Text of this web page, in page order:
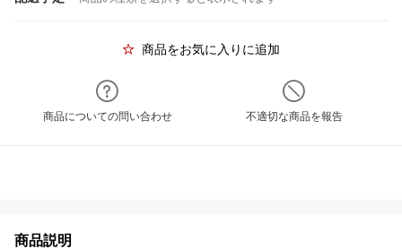
商品をお気に入りに追加
商品についての問い合わせ 不適切な商品を報告
商品説明